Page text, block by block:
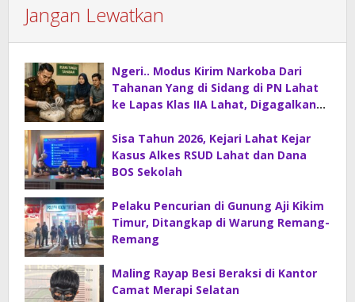
Jangan Lewatkan
Ngeri.. Modus Kirim Narkoba Dari
Tahanan Yang di Sidang di PN Lahat
ke Lapas Klas IIA Lahat, Digagalkan
Sisa Tahun 2026, Kejari Lahat Kejar
Kasus Alkes RSUD Lahat dan Dana
BOS Sekolah
Pelaku Pencurian di Gunung Aji Kikim
Timur, Ditangkap di Warung Remang-
Remang
Maling Rayap Besi Beraksi di Kantor
Camat Merapi Selatan